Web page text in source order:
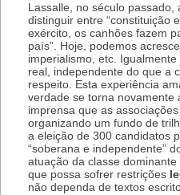
Lassalle, no século passado,
distinguir entre “constituição
exército, os canhões fazem
país”. Hoje, podemos
imperialismo, etc.
real, independente do que a
respeito. Esta experiência
verdade se torna novamente
imprensa que as
organizando um fundo de
a eleição de 300 candidatos
“soberana e independente”
atuação da classe
que possa sofrer restrições
não dependa de textos